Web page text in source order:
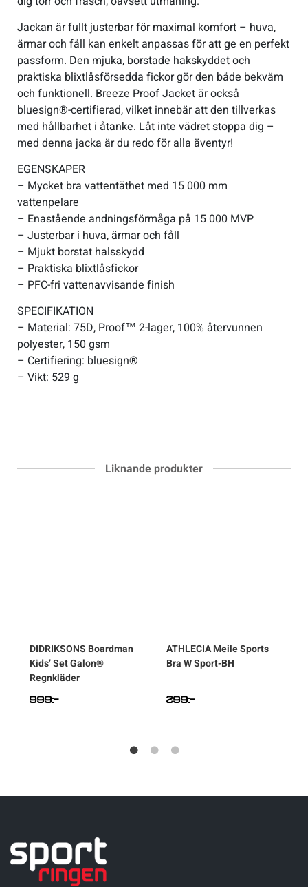
Jackan är fullt justerbar för maximal komfort – huva,
ärmar och fåll kan enkelt anpassas för att ge en perfekt
passform. Den mjuka, borstade hakskyddet och
praktiska blixtlåsförsedda fickor gör den både bekväm
och funktionell. Breeze Proof Jacket är också
bluesign®-certifierad, vilket innebär att den tillverkas
med hållbarhet i åtanke. Låt inte vädret stoppa dig –
med denna jacka är du redo för alla äventyr!
EGENSKAPER
– Mycket bra vattentäthet med 15 000 mm
vattenpelare
– Enastående andningsförmåga på 15 000 MVP
– Justerbar i huva, ärmar och fåll
– Mjukt borstat halsskydd
– Praktiska blixtlåsfickor
– PFC-fri vattenavvisande finish
SPECIFIKATION
– Material: 75D, Proof™ 2-lager, 100% återvunnen
polyester, 150 gsm
– Certifiering: bluesign®
– Vikt: 529 g
Liknande produkter
DIDRIKSONS Boardman
Kids’ Set Galon®
Regnkläder
999:-
ATHLECIAMeile Sports
Bra W Sport-BH
299:-